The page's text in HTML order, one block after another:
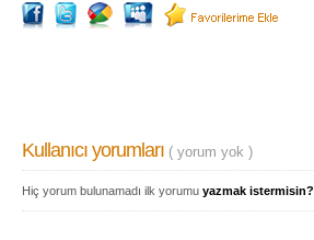
Kullanıcı yorumları ( yorum yok )
Hiç yorum bulunamadı ilk yorumu yazmak istermisin?